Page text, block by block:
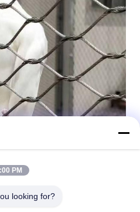
PM
looking for?